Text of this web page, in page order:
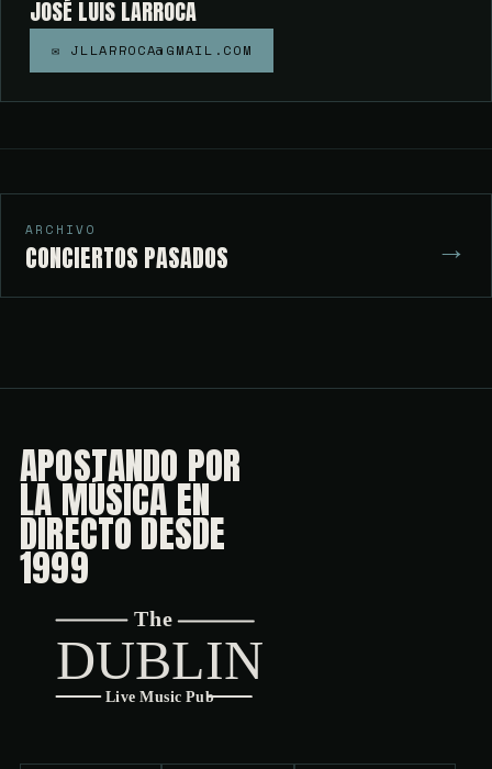
JOSÉ LUIS LARROCA
✉ JLLARROCA@GMAIL.COM
ARCHIVO
CONCIERTOS PASADOS →
APOSTANDO POR
LA MÚSICA EN
DIRECTO DESDE
1999